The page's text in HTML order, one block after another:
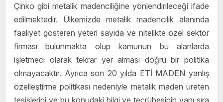
Çinko gibi metalik madenciliğine yönlendirileceği ifade
edilmektedir. Ülkemizde metalik madencilik alanında
faaliyet gösteren yeteri sayıda ve nitelikte özel sektör
firması bulunmakta olup kamunun bu alanlarda
işletmeci olarak tekrar yer alması doğru bir politika
olmayacaktır. Ayrıca son 20 yılda ETİ MADEN yanlış
özelleştirme politikası nedeniyle metalik maden üreten
tesislerini ve bu konudaki bilgi ve tecrübesinin yanı sıra